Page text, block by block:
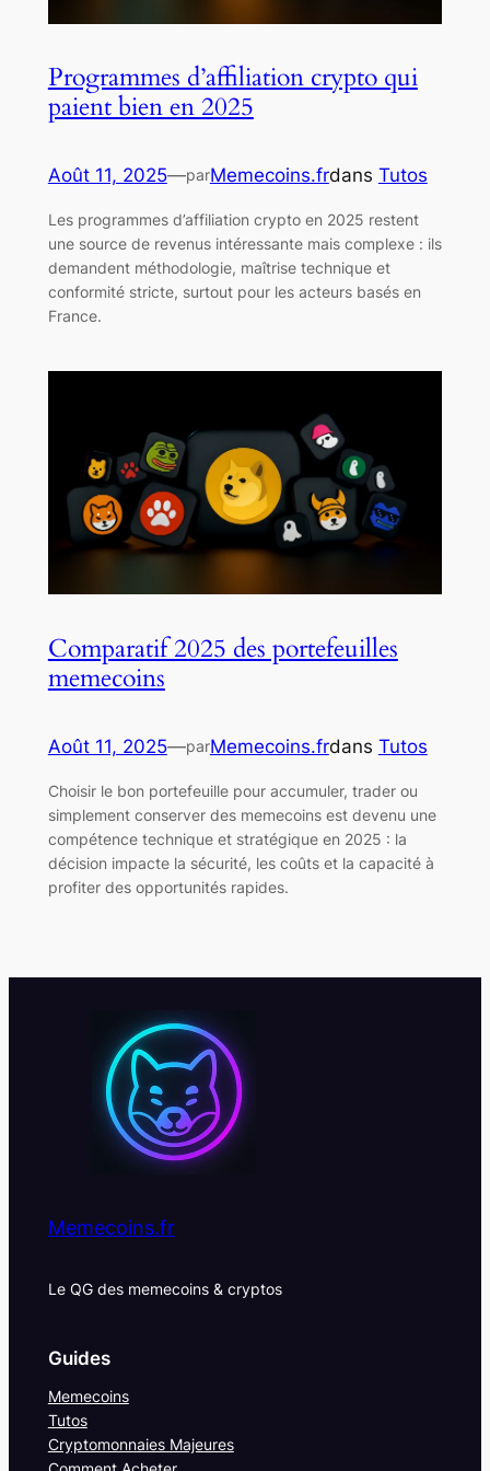
Programmes d’affiliation crypto qui
paient bien en 2025
Août 11, 2025—parMemecoins.frdans Tutos
Les programmes d’affiliation crypto en 2025 restent
une source de revenus intéressante mais complexe : ils
demandent méthodologie, maîtrise technique et
conformité stricte, surtout pour les acteurs basés en
France.
Comparatif 2025 des portefeuilles
memecoins
Août 11, 2025—parMemecoins.frdans Tutos
Choisir le bon portefeuille pour accumuler, trader ou
simplement conserver des memecoins est devenu une
compétence technique et stratégique en 2025 : la
décision impacte la sécurité, les coûts et la capacité à
profiter des opportunités rapides.
Memecoins.fr
Le QG des memecoins & cryptos
Guides
Memecoins
Tutos
Cryptomonnaies Majeures